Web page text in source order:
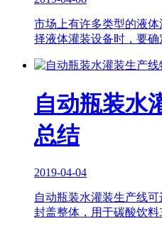
市场上有许多类型的液
择液体灌装设备时，要
自动瓶装水
总结
2019-04-04
自动瓶装水灌装生产线
封盖整体，用于碳酸饮